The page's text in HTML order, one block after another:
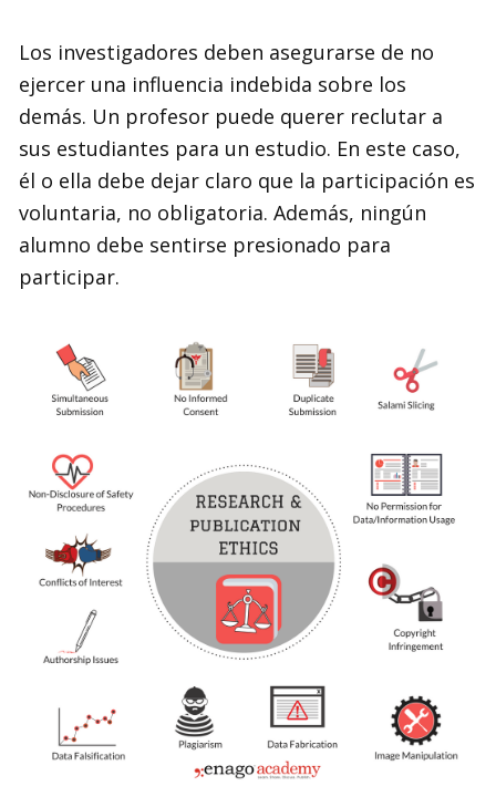
Los investigadores deben asegurarse de no
ejercer una influencia indebida sobre los
demás. Un profesor puede querer reclutar a
sus estudiantes para un estudio. En este caso,
él o ella debe dejar claro que la participación es
voluntaria, no obligatoria. Además, ningún
alumno debe sentirse presionado para
participar.